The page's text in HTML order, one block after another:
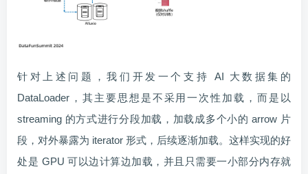
针对上述问题，我们开发一个支持 AI 大数据集的
DataLoader，其主要思想是不采用一次性加载，而是以
streaming 的方式进行分段加载，加载成多个小的 arrow 片
段，对外暴露为 iterator 形式，后续逐渐加载。这样实现的好
处是 GPU 可以边计算边加载，并且只需要一小部分内存就